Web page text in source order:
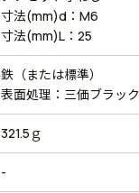
寸法(mm)d：M6
寸法(mm)L：25
鉄（または標準）
表面処理：三価ブラック
321.5ｇ
-